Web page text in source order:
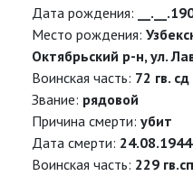
Дата рождения:
Место рождения:
Октябрьский р-н, ул.
Воинская часть: 72 гв. сд
Звание: рядовой
Причина смерти: убит
Дата смерти: 24.08.1944
Воинская часть: 229 гв.сп